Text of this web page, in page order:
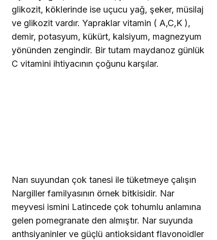
glikozit, köklerinde ise uçucu yağ, şeker, müsilaj
ve glikozit vardır. Yapraklar vitamin ( A,C,K ),
demir, potasyum, kükürt, kalsiyum, magnezyum
yönünden zengindir. Bir tutam maydanoz günlük
C vitamini ihtiyacının çoğunu karşılar.
Narı suyundan çok tanesi ile tüketmeye çalışın
Nargiller familyasının örnek bitkisidir. Nar
meyvesi ismini Latincede çok tohumlu anlamına
gelen pomegranate den almıştır. Nar suyunda
anthsiyaninler ve güçlü antioksidant flavonoidler